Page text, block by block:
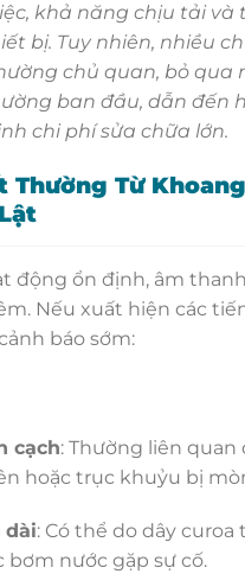
khả năng chịu tải và
bị. Tuy nhiên, nhiều
chủ quan, bỏ qua
ban đầu, dẫn đến
chi phí sửa chữa lớn.
Thường Từ
động ổn định, âm
Nếu xuất hiện các
báo sớm:
cạch: Thường liên quan
hoặc trục khuỷu bị
dài: Có thể do dây curoa
bơm nước gặp sự cố.